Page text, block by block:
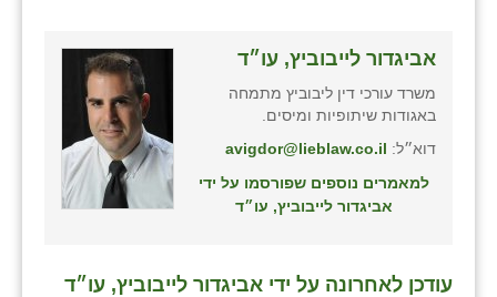
אביגדור לייבוביץ, עו״ד
משרד עורכי דין ליבוביץ מתמחה
באגודות שיתופיות ומיסים.
דוא״ל: avigdor@lieblaw.co.il
למאמרים נוספים שפורסמו על ידי
אביגדור לייבוביץ, עו״ד
עודכן לאחרונה על ידי אביגדור לייבוביץ, עו״ד